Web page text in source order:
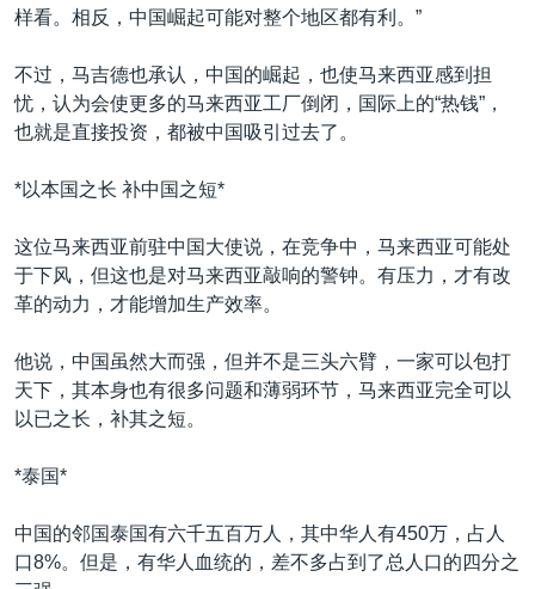
样看。相反，中国崛起可能对整个地区都有利。”
不过，马吉德也承认，中国的崛起，也使马来西亚感到担
忧，认为会使更多的马来西亚工厂倒闭，国际上的“热钱”，
也就是直接投资，都被中国吸引过去了。
*以本国之长 补中国之短*
这位马来西亚前驻中国大使说，在竞争中，马来西亚可能处
于下风，但这也是对马来西亚敲响的警钟。有压力，才有改
革的动力，才能增加生产效率。
他说，中国虽然大而强，但并不是三头六臂，一家可以包打
天下，其本身也有很多问题和薄弱环节，马来西亚完全可以
以已之长，补其之短。
*泰国*
中国的邻国泰国有六千五百万人，其中华人有450万，占人
口8%。但是，有华人血统的，差不多占到了总人口的四分之